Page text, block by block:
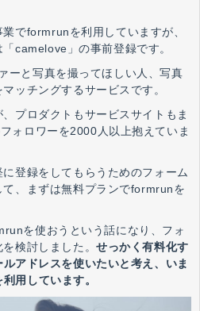
でformrunを利用していますが、
camelove」の事前登録です。
ーと写真を撮ってほしい人、写真
ッチングするサービスです。
プロダクトもサービスサイトもま
ォロワーを2000人以上抱えていま
登録をしてもらうためのフォーム
、まずは無料プランでformrunを
を使おうという話になり、フォ
検討しました。せっかく有料化す
ルアドレスを使いたいと考え、いま
用しています。